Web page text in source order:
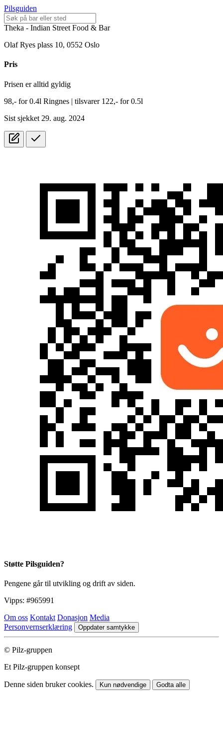
Pilsguiden
Theka - Indian Street Food & Bar
Olaf Ryes plass 10, 0552 Oslo
Pris
Prisen er alltid gyldig
98,- for0.4l Ringnes | tilsvarer 122,- for 0.5l
Sist sjekket 29. aug. 2024
Støtte Pilsguiden?
Pengene går til utvikling og drift av siden.
Vipps: #965991
Om oss Kontakt Donasjon Media
Personvernserklæring
Oppdater samtykke
© Pilz-gruppen
Et Pilz-gruppen konsept
Denne siden bruker cookies. Kun nødvendige Godta alle